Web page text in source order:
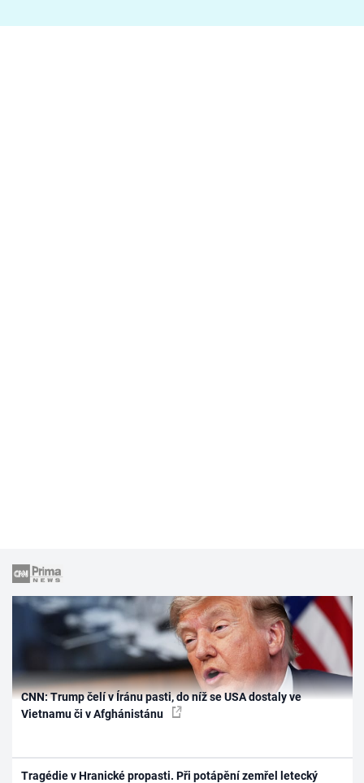
CNN: Trump čelí v Íránu pasti, do níž se USA dostaly ve
Vietnamu či v Afghánistánu
Tragédie v Hranické propasti. Při potápění zemřel letecký